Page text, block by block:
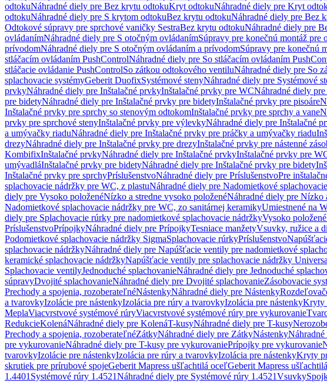
odtokuNáhradné diely pre Bez krytu odtokuKryt odtokuNáhradné diely pre Kryt
odtokuNáhradné diely pre S krytom odtokuBez krytu odtokuNáhradné diely pre Bez
Odtokové súpravy pre sprchové vaničky SestraBez krytu odtokuNáhradné diely pre
ovládanímNáhradné diely pre S otočným ovládanímSúpravy pre konečnú montáž pre
prívodomNáhradné diely pre S otočným ovládaním a prívodomSúpravy pre konečnú
stláčacím ovládaním PushControlNáhradné diely pre So stláčacím ovládaním
stláčacie ovládanie PushControlSo zátkou odtokového ventiluNáhradné diely pre So
splachovacie systémyGeberit DuofixSystémové stenyNáhradné diely pre Systémové
prvkyNáhradné diely pre Inštalačné prvkyInštalačné prvky pre WCNáhradné diely
pre bidetyNáhradné diely pre Inštalačné prvky pre bidetyInštalačné prvky pre pisoáre
Inštalačné prvky pre sprchy so stenovým odtokomInštalačné prvky pre sprchy a vane
prvky pre sprchové stenyInštalačné prvky pre výlevkyNáhradné diely pre Inštalačné
a umývačky riaduNáhradné diely pre Inštalačné prvky pre práčky a umývačky riadu
drezyNáhradné diely pre Inštalačné prvky pre drezyInštalačné prvky pre nástenné
KombifixInštalačné prvkyNáhradné diely pre Inštalačné prvkyInštalačné prvky pre
umývadláInštalačné prvky pre bidetyNáhradné diely pre Inštalačné prvky pre bidety
Inštalačné prvky pre sprchyPríslušenstvoNáhradné diely pre PríslušenstvoPre
splachovacie nádržky pre WC, z plastuNáhradné diely pre Nadomietkové
diely pre Vysoko položenéNízko a stredne vysoko položenéNáhradné diely pre Nízko
Nadomietkové splachovacie nádržky pre WC, zo sanitárnej keramikyUmiestnené na
diely pre Splachovacie rúrky pre nadomietkové splachovacie nádržkyVysoko položené
PríslušenstvoPrípojkyNáhradné diely pre PrípojkyTesniace manžetyVsuvky, ružice a
Podomietkové splachovacie nádržky SigmaSplachovacie rúrkyPríslušenstvo
splachovacie nádržkyNáhradné diely pre Napúšťacie ventily pre nadomietkové
keramické splachovacie nádržkyNapúšťacie ventily pre splachovacie nádržky
Splachovacie ventilyJednoduché splachovanieNáhradné diely pre Jednoduché
súpravyDvojité splachovanieNáhradné diely pre Dvojité splachovanieZásobovacie
Prechody a spojenia, rozoberateľnéNástenkyNáhradné diely pre Nástenky
a tvarovkyIzolácie pre nástenkyIzolácia pre rúry a tvarovkyIzolácia pre nástenkyKryty
MeplaViacvrstvové systémové rúryViacvrstvové systémové rúry pre vykurovanie
RedukcieKolenáNáhradné diely pre KolenáT-kusyNáhradné diely pre T-kusy
Prechody a spojenia, rozoberateľnéZátkyNáhradné diely pre ZátkyNástenky
pre vykurovanieNáhradné diely pre T-kusy pre vykurovaniePrípojky pre vykurovanie
tvarovkyIzolácie pre nástenkyIzolácia pre rúry a tvarovkyIzolácia pre nástenkyKryty
skrutiek pre prírubové spojeGeberit Mapress ušľachtilá oceľGeberit Mapress
1.4401 Systémové rúry 1.4521Náhradné diely pre Systémové rúry 1.4521Vsuvky